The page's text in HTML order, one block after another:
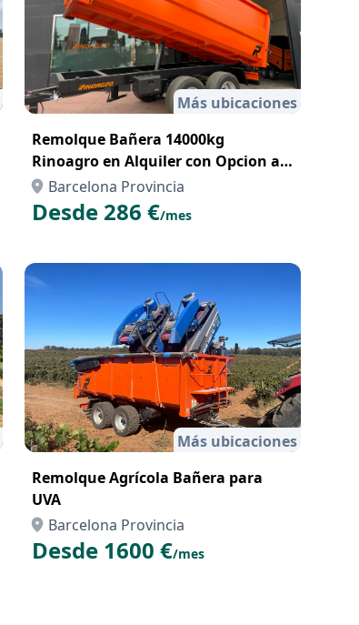
Más ubicaciones
Remolque Bañera 14000kg
Rinoagro en Alquiler con Opcion a
Compra con Renting
Barcelona Provincia
Desde 286 €/mes
Más ubicaciones
Remolque Agrícola Bañera para
UVA
Barcelona Provincia
Desde 1600 €/mes